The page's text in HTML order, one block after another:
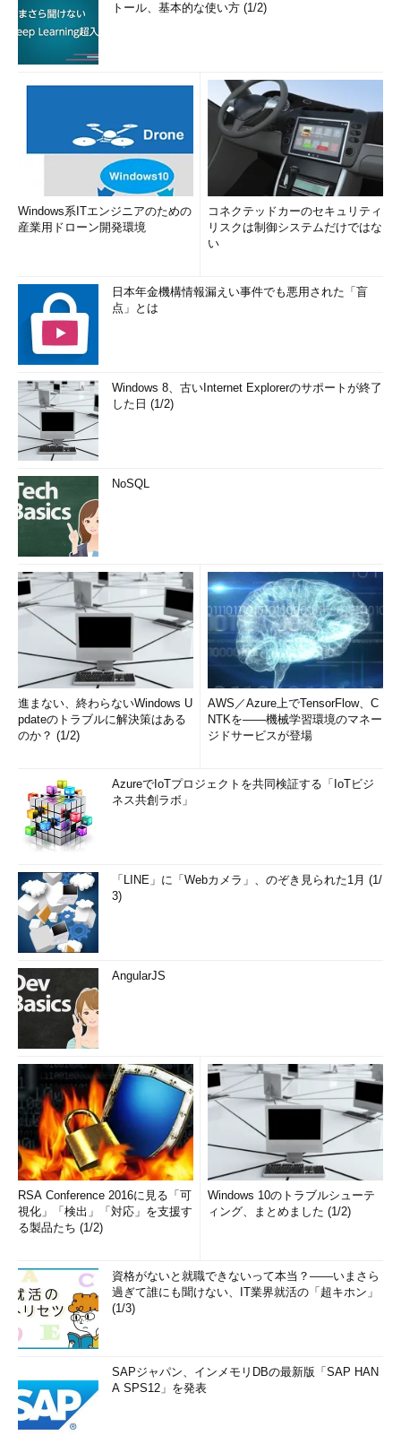
トール、基本的な使い方 (1/2)
Windows系ITエンジニアのための
産業用ドローン開発環境
コネクテッドカーのセキュリティ
リスクは制御システムだけではな
い
日本年金機構情報漏えい事件でも悪用された「盲
点」とは
Windows 8、古いInternet Explorerのサポートが終了
した日 (1/2)
NoSQL
進まない、終わらないWindows U
pdateのトラブルに解決策はある
のか？ (1/2)
AWS／Azure上でTensorFlow、C
NTKを――機械学習環境のマネー
ジドサービスが登場
AzureでIoTプロジェクトを共同検証する「IoTビジ
ネス共創ラボ」
「LINE」に「Webカメラ」、のぞき見られた1月 (1/
3)
AngularJS
RSA Conference 2016に見る「可
視化」「検出」「対応」を支援す
る製品たち (1/2)
Windows 10のトラブルシューテ
ィング、まとめました (1/2)
資格がないと就職できないって本当？――いまさら
過ぎて誰にも聞けない、IT業界就活の「超キホン」
(1/3)
SAPジャパン、インメモリDBの最新版「SAP HAN
A SPS12」を発表